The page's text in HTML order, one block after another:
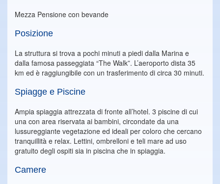
Mezza Pensione con bevande
Posizione
La struttura si trova a pochi minuti a piedi dalla Marina e
dalla famosa passeggiata “The Walk”. L’aeroporto dista 35
km ed è raggiungibile con un trasferimento di circa 30 minuti.
Spiagge e Piscine
Ampia spiaggia attrezzata di fronte all’hotel. 3 piscine di cui
una con area riservata ai bambini, circondate da una
lussureggiante vegetazione ed ideali per coloro che cercano
tranquillità e relax. Lettini, ombrelloni e teli mare ad uso
gratuito degli ospiti sia in piscina che in spiaggia.
Camere